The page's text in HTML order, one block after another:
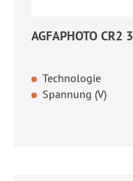
AGFAPHOTO
Technologie
Spannung (V)